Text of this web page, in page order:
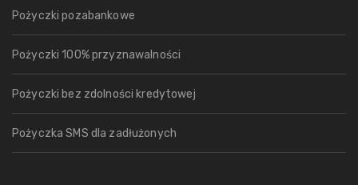
Pożyczki pozabankowe
Pożyczki 100% przyznawalności
Pożyczki bez zdolności kredytowej
Pożyczka SMS dla zadłużonych